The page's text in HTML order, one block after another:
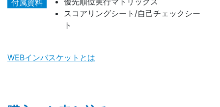
付属資料
スコアリングシート/自己チェックシー
ト
WEBインバスケットとは